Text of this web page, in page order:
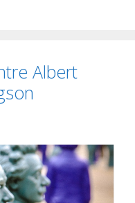
Albert